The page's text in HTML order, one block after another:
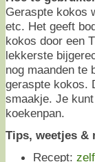
Geraspte kokos
etc. Het geeft
kokos door een
lekkerste
nog maanden te
geraspte kokos.
smaakje. Je
koekenpan.
Tips, weetjes &
Recept: